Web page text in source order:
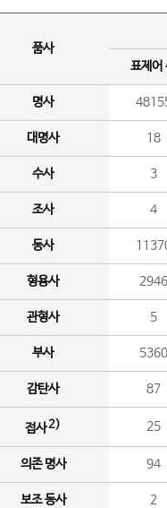
품사
표제어
명사
대명사 18
수사 3
조사 4
동사
형용사 2946
관형사 5
부사 5360
감탄사 87
접사2) 25
의존 명사 94
보조 동사 2